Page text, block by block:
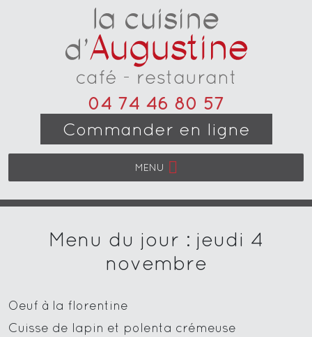
04 74 46 80 57
Commander en ligne
MENU
Menu du jour : jeudi 4
novembre
Oeuf à la florentine
Cuisse de lapin et polenta crémeuse